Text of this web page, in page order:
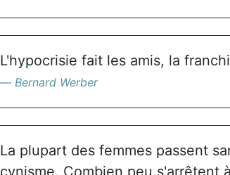
L'hypocrisie fait les amis, la
Bernard Werber
La plupart des femmes passent
cynisme. Combien peu s'arrêtent